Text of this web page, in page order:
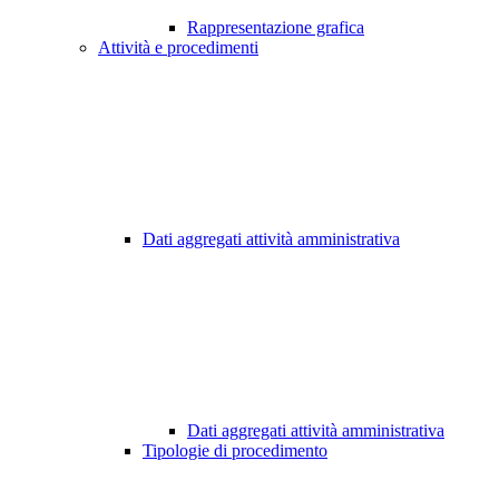
Rappresentazione grafica
Attività e procedimenti
Dati aggregati attività amministrativa
Dati aggregati attività amministrativa
Tipologie di procedimento